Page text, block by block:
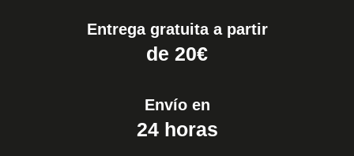
Entrega gratuita a partir
de 20€
Envío en
24 horas